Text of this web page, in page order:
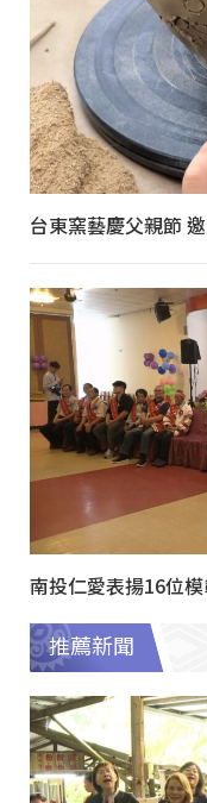
台東窯藝慶父親節
南投仁愛表揚16位
推薦新聞